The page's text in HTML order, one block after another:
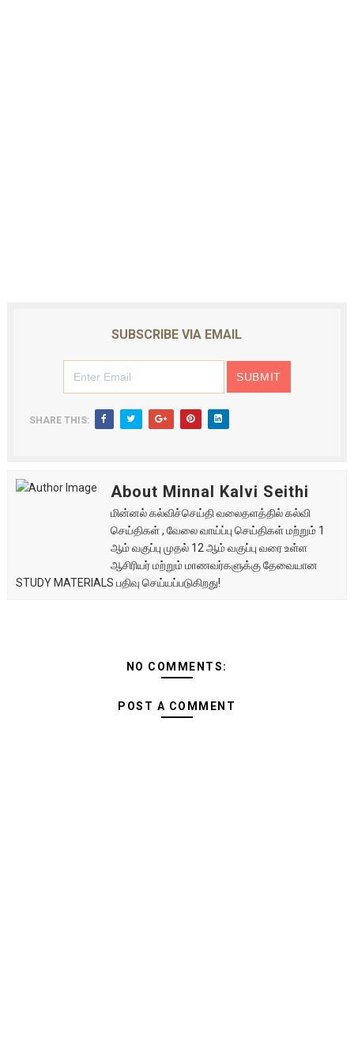
SUBSCRIBE VIA EMAIL
SHARE THIS:
About Minnal Kalvi Seithi
மின்னல் கல்விச்செய்தி வலைதளத்தில் கல்வி
செய்திகள் , வேலை வாய்ப்பு செய்திகள் மற்றும் 1
ஆம் வகுப்பு முதல் 12 ஆம் வகுப்பு வரை உள்ள
ஆசிரியர் மற்றும் மாணவர்களுக்கு தேவையான
STUDY MATERIALS பதிவு செய்யப்படுகிறது!
NO COMMENTS:
POST A COMMENT